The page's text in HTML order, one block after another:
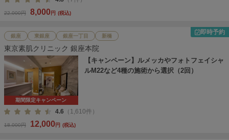
22,000円 8,000円 (税込)
銀座 東銀座 銀座一丁目 新橋
即時予約
東京素肌クリニック 銀座本院
期間限定キャンペーン
【キャンペーン】ルメッカやフォトフェイシャ
ルM22など4種の施術から選択（2回）
4.6 （1,610件）
18,000円 12,000円 (税込)